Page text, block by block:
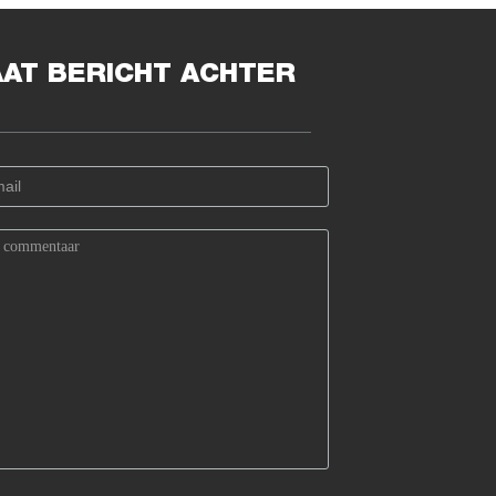
BERICHT ACHTER